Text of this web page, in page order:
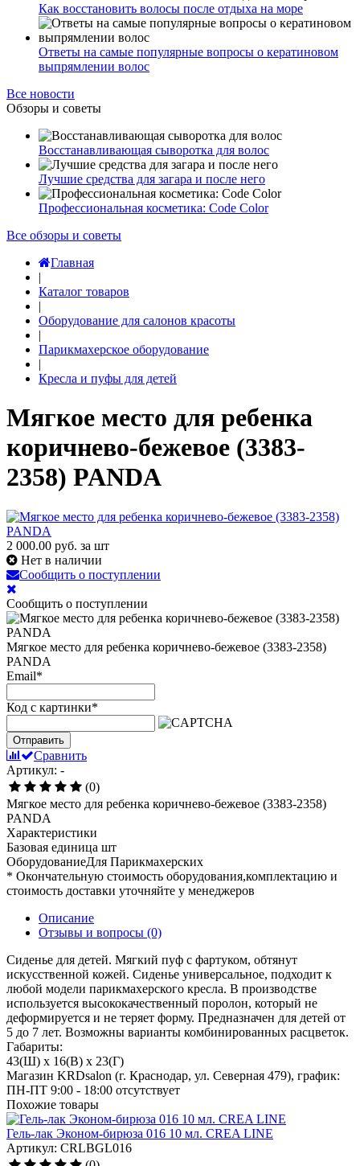
Как восстановить волосы после отдыха на море
Ответы на самые популярные вопросы о кератиновом
выпрямлении волос
Все новости
Обзоры и советы
Восстанавливающая сыворотка для волос
Лучшие средства для загара и после него
Профессиональная косметика: Code Color
Все обзоры и советы
Главная
|
Каталог товаров
|
Оборудование для салонов красоты
|
Парикмахерское оборудование
|
Кресла и пуфы для детей
Мягкое место для ребенка
коричнево-бежевое (3383-
2358) PANDA
2 000.00 руб. за шт
Нет в наличии
Сообщить о поступлении
Сообщить о поступлении
Мягкое место для ребенка коричнево-бежевое (3383-2358)
PANDA
Email*
Код с картинки*
Отправить
Сравнить
Артикул: -
(0)
Мягкое место для ребенка коричнево-бежевое (3383-2358)
PANDA
Характеристики
Базовая единица шт
ОборудованиеДля Парикмахерских
* Окончательную стоимость оборудования,комплектацию и
стоимость доставки уточняйте у менеджеров
Описание
Отзывы и вопросы (0)
Сиденье для детей. Мягкий пуф с фартуком, обтянут
искусственной кожей. Сиденье универсальное, подходит к
любой модели парикмахерского кресла. В производстве
используется высококачественный поролон, который не
деформируется и не теряет форму. Предназначен для детей от
5 до 7 лет. Возможны варианты комбинированных расцветок.
Габариты:
43(Ш) x 16(В) x 23(Г)
Магазин KRDsalon (г. Краснодар, ул. Северная 479), график:
ПН-ПТ 9:00 - 18:00 отсутствует
Похожие товары
Гель-лак Эконом-бирюза 016 10 мл. CREA LINE
Артикул: CRLBGL016